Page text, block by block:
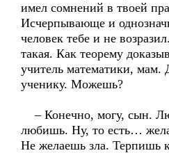
имел сомнений в твоей
Исчерпывающе и
человек тебе и не
такая. Как теорему
учитель математики, мам.
ученику. Можешь?
– Конечно, могу, сын.
любишь. Ну, то есть…
Не желаешь зла. Терпишь